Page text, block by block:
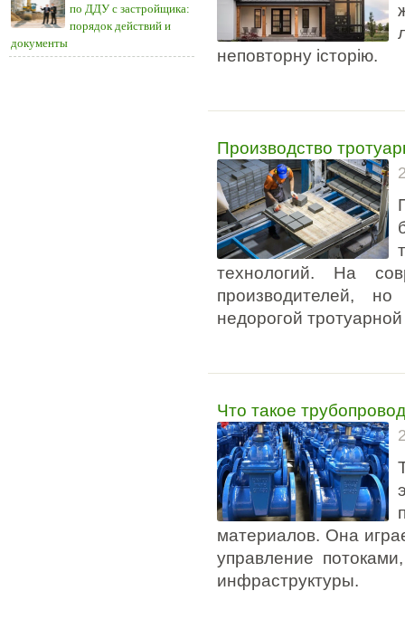
по ДДУ с застройщика:
порядок действий и
документы
неповторну історію.
Производство
технологий. На
производителей,
недорогой тротуарной
Что такое
материалов. Она
управление
инфраструктуры.